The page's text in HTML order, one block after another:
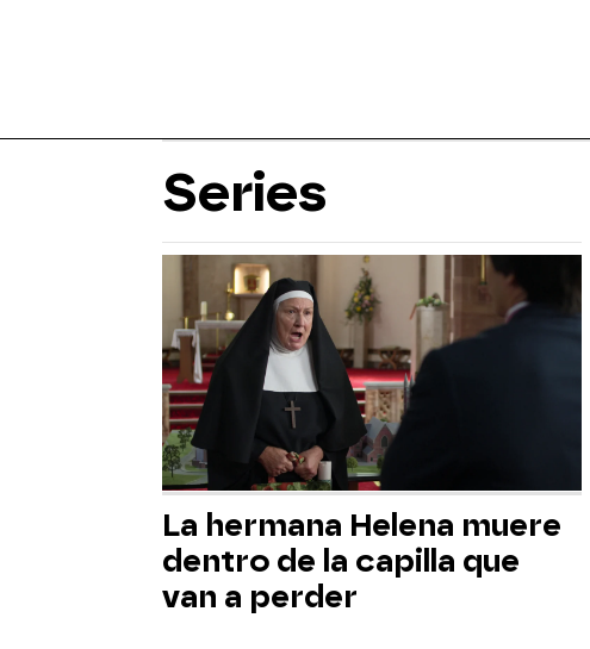
Series
La hermana Helena muere
dentro de la capilla que
van a perder